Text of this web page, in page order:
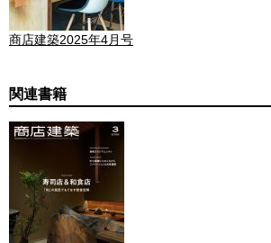
商店建築2025年4月号
関連書籍